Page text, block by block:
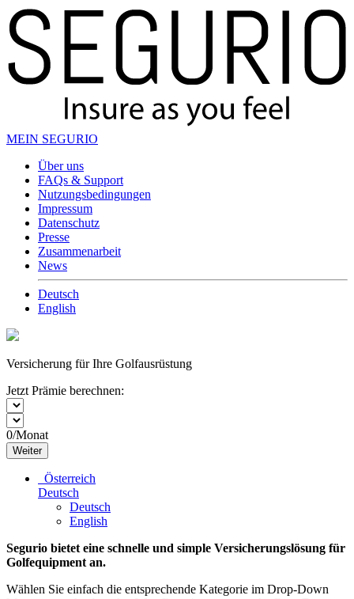
MEIN SEGURIO
Über uns
FAQs & Support
Nutzungsbedingungen
Impressum
Datenschutz
Presse
Zusammenarbeit
News
Deutsch
English
Versicherung für Ihre Golfausrüstung
Jetzt Prämie berechnen:
0/Monat
Weiter
Österreich
Deutsch
Deutsch
English
Segurio bietet eine schnelle und simple Versicherungslösung für
Golfequipment an.
Wählen Sie einfach die entsprechende Kategorie im Drop-Down